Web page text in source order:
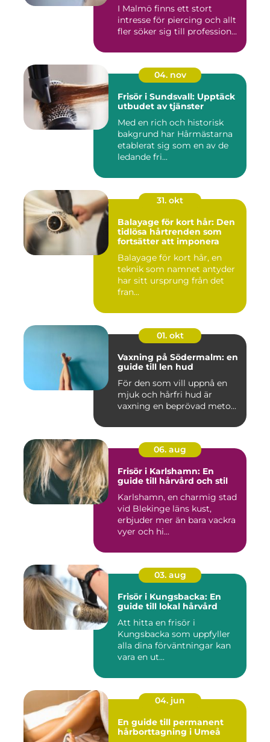
I Malmö finns ett stort
intresse för piercing och allt
fler söker sig till profession...
04. nov
Frisör i Sundsvall: Upptäck
utbudet av tjänster
Med en rich och historisk
bakgrund har Hårmästarna
etablerat sig som en av de
ledande fri...
31. okt
Balayage för kort hår: Den
tidlösa hårtrenden som
fortsätter att imponera
Balayage för kort hår, en
teknik som namnet antyder
har sitt ursprung från det
fran...
01. okt
Vaxning på Södermalm: en
guide till len hud
För den som vill uppnå en
mjuk och hårfri hud är
vaxning en beprövad meto...
06. aug
Frisör i Karlshamn: En
guide till hårvård och stil
Karlshamn, en charmig stad
vid Blekinge läns kust,
erbjuder mer än bara vackra
vyer och hi...
03. aug
Frisör i Kungsbacka: En
guide till lokal hårvård
Att hitta en frisör i
Kungsbacka som uppfyller
alla dina förväntningar kan
vara en ut...
04. jun
En guide till permanent
hårborttagning i Umeå